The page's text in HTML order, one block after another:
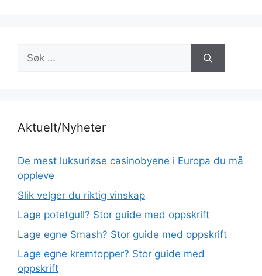
Søk
etter:
Aktuelt/Nyheter
De mest luksuriøse casinobyene i Europa du må
oppleve
Slik velger du riktig vinskap
Lage potetgull? Stor guide med oppskrift
Lage egne Smash? Stor guide med oppskrift
Lage egne kremtopper? Stor guide med
oppskrift